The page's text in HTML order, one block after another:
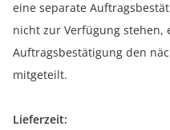
eine separate
nicht zur Verfügung stehen,
Auftragsbestätigung den
mitgeteilt.
Lieferzeit: